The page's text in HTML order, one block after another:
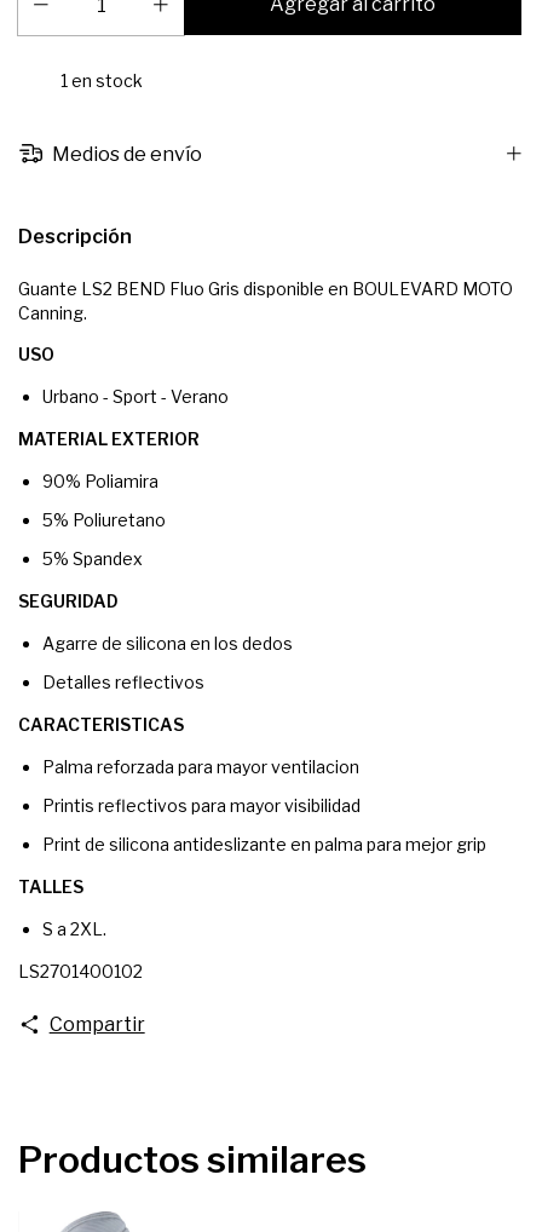
1 en stock
Medios de envío
Descripción
Guante LS2 BEND Fluo Gris disponible en BOULEVARD MOTO
Canning.
USO
Urbano - Sport - Verano
MATERIAL EXTERIOR
90% Poliamira
5% Poliuretano
5% Spandex
SEGURIDAD
Agarre de silicona en los dedos
Detalles reflectivos
CARACTERISTICAS
Palma reforzada para mayor ventilacion
Printis reflectivos para mayor visibilidad
Print de silicona antideslizante en palma para mejor grip
TALLES
S a 2XL.
LS2701400102
Compartir
Productos similares